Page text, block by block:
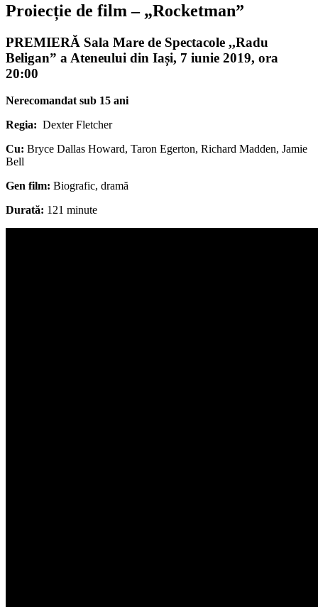
Proiecție de film – „Rocketman”
PREMIERĂ Sala Mare de Spectacole ,,Radu
Beligan” a Ateneului din Iași, 7 iunie 2019, ora
20:00
Nerecomandat sub 15 ani
Regia: Dexter Fletcher
Cu: Bryce Dallas Howard, Taron Egerton, Richard Madden, Jamie
Bell
Gen film: Biografic, dramă
Durată: 121 minute